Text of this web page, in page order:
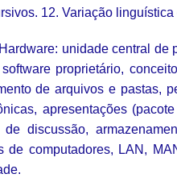
12. Variação
unidade central
proprietário,
de arquivos e pastas,
apresentações
discussão,
computadores, LAN,